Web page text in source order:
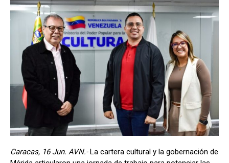
Caracas, 16 Jun. AVN.-La cartera cultural y la gobernación de